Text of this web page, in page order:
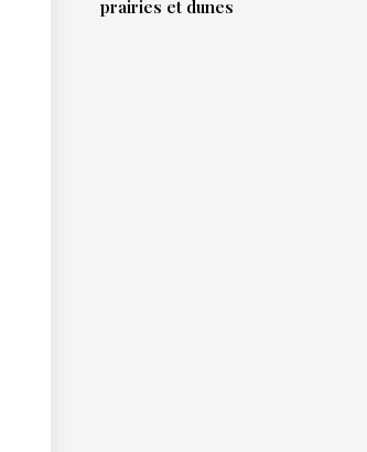
prairies et dunes